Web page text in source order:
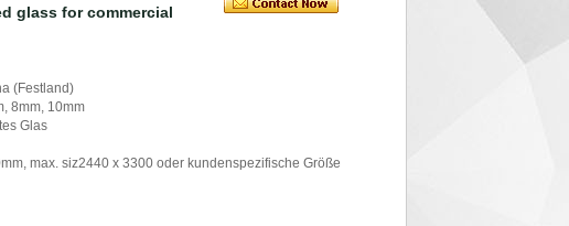
glass for commercial
(Festland)
8mm, 10mm
Glas
max. siz2440 x 3300 oder kundenspezifische Größe